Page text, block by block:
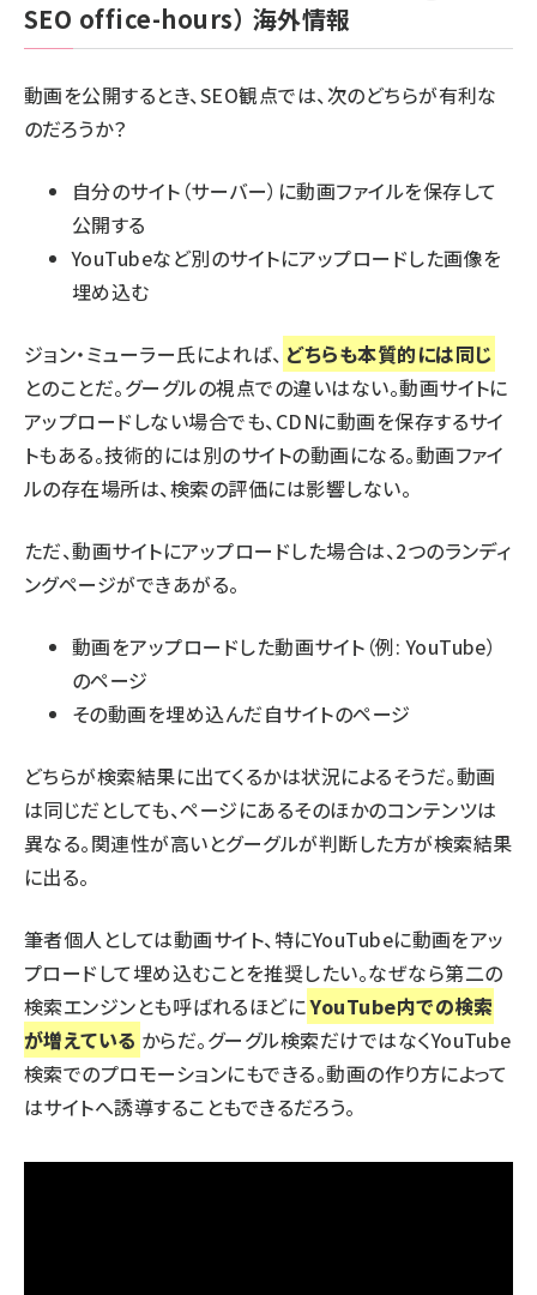
SEO office-hours） 海外情報
動画を公開するとき、SEO観点では、次のどちらが有利な
のだろうか？
自分のサイト（サーバー）に動画ファイルを保存して
公開する
YouTubeなど別のサイトにアップロードした画像を
埋め込む
ジョン・ミューラー氏によれば、 どちらも本質的には同じ
とのことだ。グーグルの視点での違いはない。動画サイトに
アップロードしない場合でも、CDNに動画を保存するサイ
トもある。技術的には別のサイトの動画になる。動画ファイ
ルの存在場所は、検索の評価には影響しない。
ただ、動画サイトにアップロードした場合は、2つのランディ
ングページができあがる。
動画をアップロードした動画サイト（例: YouTube）
のページ
その動画を埋め込んだ自サイトのページ
どちらが検索結果に出てくるかは状況によるそうだ。動画
は同じだとしても、ページにあるそのほかのコンテンツは
異なる。関連性が高いとグーグルが判断した方が検索結果
に出る。
筆者個人としては動画サイト、特にYouTubeに動画をアッ
プロードして埋め込むことを推奨したい。なぜなら第二の
検索エンジンとも呼ばれるほどにYouTube内での検索
が増えている からだ。グーグル検索だけではなくYouTube
検索でのプロモーションにもできる。動画の作り方によって
はサイトへ誘導することもできるだろう。